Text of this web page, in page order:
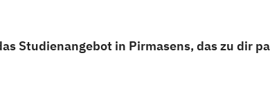
Studienangebot in Pirmasens, das zu dir